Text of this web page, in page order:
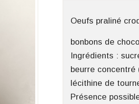
Oeufs praliné
bonbons de
Ingrédients :
beurre
lécithine de
Présence